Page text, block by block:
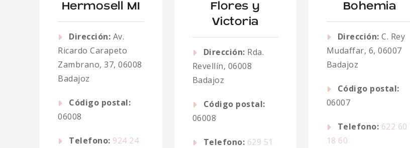
Hermosell MI
Dirección: Av.
Ricardo Carapeto
Zambrano, 37, 06008
Badajoz
Código postal:
06008
Telefono: 924 24
Flores y
Victoria
Dirección: Rda.
Revellín, 06008
Badajoz
Código postal:
06008
Telefono: 629 51
Bohemia
Dirección: C. Rey
Mudaffar, 6, 06007
Badajoz
Código postal:
06007
Telefono: 622 60
18 60